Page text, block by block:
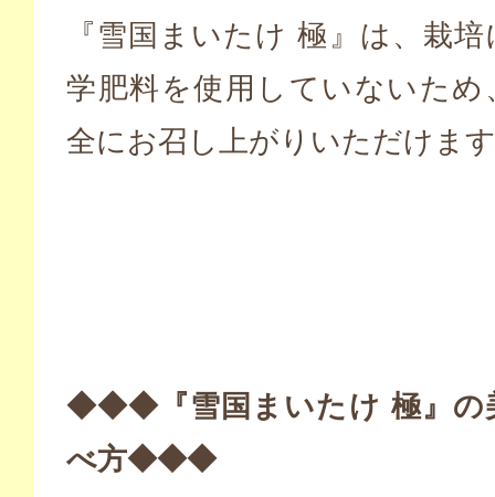
『雪国まいたけ 極』は、栽
学肥料を使用していないため
全にお召し上がりいただけま
◆◆◆『雪国まいたけ 極』の
べ方◆◆◆